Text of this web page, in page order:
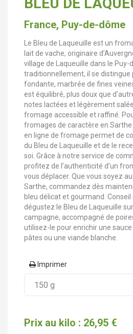
France, Puy-de-dôme
Le Bleu de Laqueuille est un
lait de vache, originaire
village de Laqueuille dans le Puy-
traditionnellement, il se distingue
fondante, marbrée de fines
est équilibré, plus doux que
notes lactées et légèrement
fromage accessible et raffiné.
fromages de caractère en Sarthe
en ligne de fromage permet de
du Bleu de Laqueuille et de le
soi. Grâce à notre service de
profitez de l’authenticité d’un
vous déplacer. Que vous soyez
Sarthe, commandez dès
bleu délicat et gourmand.
dégustez le Bleu de Laqueuille
campagne, accompagné de
utilisez-le pour enrichir une
pâtes ou une viande blanche.
Imprimer
Prix au kilo : 26,95 €